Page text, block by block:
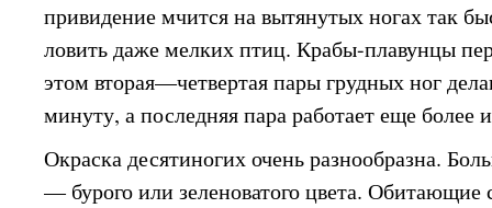
привидение мчится на вытянутых ногах так
ловить даже мелких птиц. Крабы-плавунцы
этом вторая—четвертая пары грудных ног
минуту, а последняя пара работает еще более
Окраска десятиногих очень разнообразна.
— бурого или зеленоватого цвета. Обитающие